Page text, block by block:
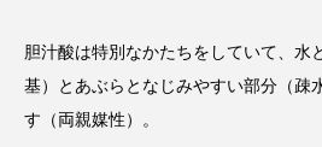
胆汁酸は特別なかたちをしていて、水
基）とあぶらとなじみやすい部分（疎
す（両親媒性）。